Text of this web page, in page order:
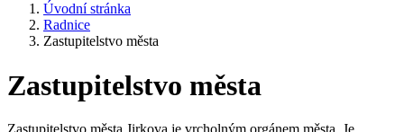
Úvodní stránka
Radnice
Zastupitelstvo města
Zastupitelstvo města